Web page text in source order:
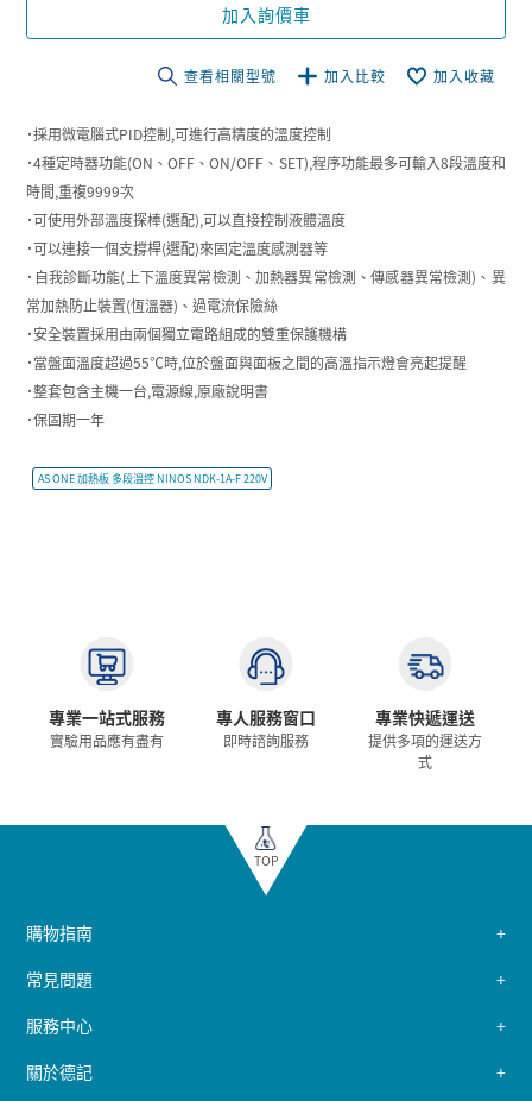
加入詢價車
查看相關型號 加入比較 加入收藏
˙採用微電腦式PID控制,可進行高精度的溫度控制
˙4種定時器功能(ON、OFF、ON/OFF、SET),程序功能最多可輸入8段溫度和
時間,重複9999次
˙可使用外部溫度探棒(選配),可以直接控制液體溫度
˙可以連接一個支撐桿(選配)來固定溫度感測器等
˙自我診斷功能(上下溫度異常檢測、加熱器異常檢測、傳感器異常檢測)、異
常加熱防止裝置(恆溫器)、過電流保險絲
˙安全裝置採用由兩個獨立電路組成的雙重保護機構
˙當盤面溫度超過55℃時,位於盤面與面板之間的高溫指示燈會亮起提醒
˙整套包含主機一台,電源線,原廠說明書
˙保固期一年
AS ONE 加熱板 多段溫控 NINOS NDK-1A-F 220V
專業一站式服務
實驗用品應有盡有
專人服務窗口
即時諮詢服務
專業快遞運送
提供多項的運送方
式
TOP
購物指南
常見問題
服務中心
關於德記